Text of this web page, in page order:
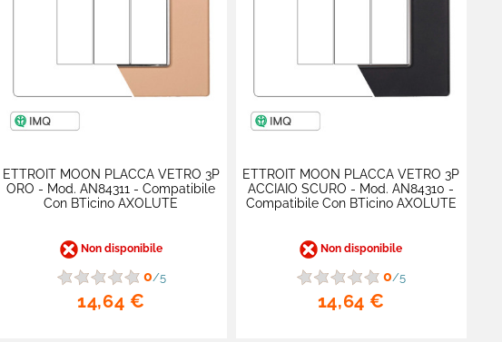
ETTROIT MOON PLACCA VETRO 3P
ORO - Mod. AN84311 - Compatibile
Con BTicino AXOLUTE
Non disponibile
0/5
14,64 €
ETTROIT MOON PLACCA VETRO 3P
ACCIAIO SCURO - Mod. AN84310 -
Compatibile Con BTicino AXOLUTE
Non disponibile
0/5
14,64 €